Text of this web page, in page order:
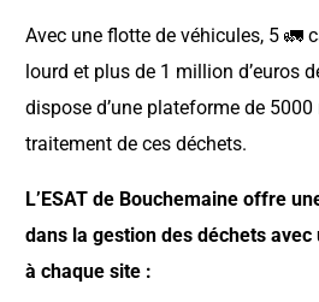
Avec une flotte de véhicules, 5 🚛
lourd et plus de 1 million d’euros
dispose d’une plateforme de
traitement de ces déchets.
L’ESAT de Bouchemaine offre
dans la gestion des déchets
à chaque site :